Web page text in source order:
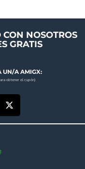
NOSOTROS
GRATIS
UN/A AMIGX:
obtener el cupón)